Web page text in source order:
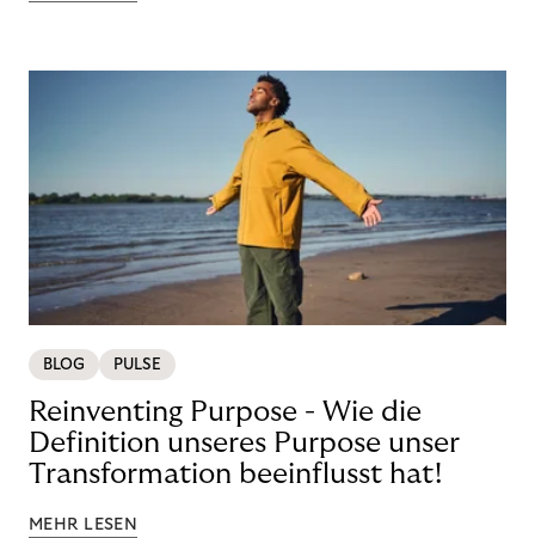
BLOG PULSE
Reinventing Purpose - Wie die
Definition unseres Purpose unser
Transformation beeinflusst hat!
MEHR LESEN